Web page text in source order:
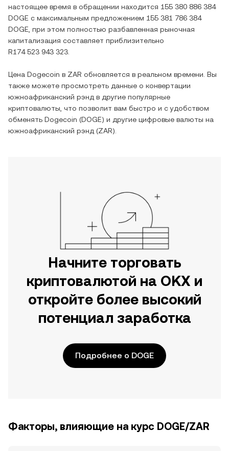
настоящее время в обращении находится 155 380 886 384
DOGE с максимальным предложением 155 381 786 384
DOGE , при этом полностью разбавленная рыночная
капитализация составляет приблизительно
R174 523 943 323
Цена Dogecoin в ZAR обновляется в реальном времени. Вы
также можете просмотреть данные о конвертации
южноафриканский рэнд в другие популярные
криптовалюты, что позволит вам быстро и с удобством
обменять Dogecoin (DOGE) и другие цифровые валюты на
южноафриканский рэнд (ZAR).
Начните торговать
криптовалютой на OKX и
откройте более высокий
потенциал заработка
Подробнее о DOGE
Факторы, влияющие на курс DOGE/ZAR